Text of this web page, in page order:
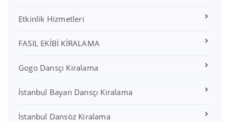
Etkinlik Hizmetleri
FASIL EKİBİ KİRALAMA
Gogo Dansçı Kiralama
İstanbul Bayan Dansçı Kiralama
İstanbul Dansöz Kiralama